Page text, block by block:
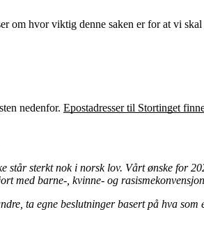
om hvor viktig denne saken er for at vi
nedenfor. Epostadresser til Stortinget
står sterkt nok i norsk lov. Vårt ønske for
med barne-, kvinne- og
ta egne beslutninger basert på hva